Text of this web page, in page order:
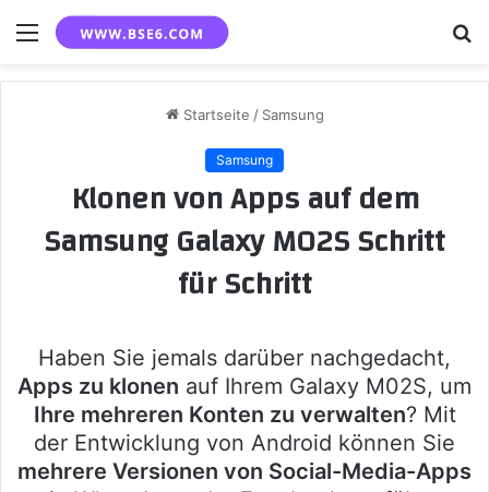
Menü
Startseite / Samsung
Samsung
Klonen von Apps auf dem
Samsung Galaxy M02S Schritt
für Schritt
Haben Sie jemals darüber nachgedacht,
Apps zu klonen auf Ihrem Galaxy M02S, um
Ihre mehreren Konten zu verwalten? Mit
der Entwicklung von Android können Sie
mehrere Versionen von Social-Media-Apps